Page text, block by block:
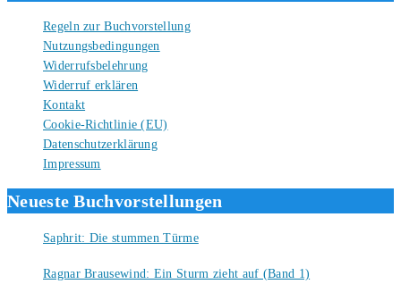
Regeln zur Buchvorstellung
Nutzungsbedingungen
Widerrufsbelehrung
Widerruf erklären
Kontakt
Cookie-Richtlinie (EU)
Datenschutzerklärung
Impressum
Neueste Buchvorstellungen
Saphrit: Die stummen Türme
Ragnar Brausewind: Ein Sturm zieht auf (Band 1)